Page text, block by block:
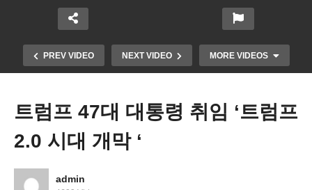
PREV VIDEO NEXT VIDEO MORE VIDEOS
트럼프 47대 대통령 취임 ‘트럼프
2.0 시대 개막 ‘
admin